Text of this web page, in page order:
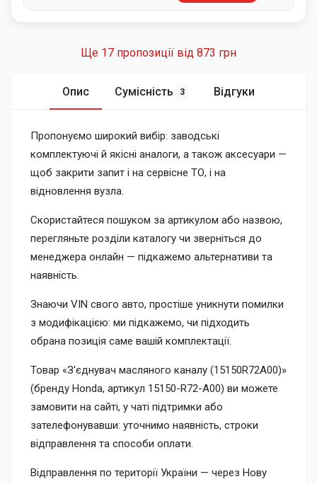
Ще 17 пропозиції від 873 грн
Опис Сумісність 3 Відгуки
Пропонуємо широкий вибір: заводські
комплектуючі й якісні аналоги, а також аксесуари —
щоб закрити запит і на сервісне ТО, і на
відновлення вузла.
Скористайтеся пошуком за артикулом або назвою,
перегляньте розділи каталогу чи зверніться до
менеджера онлайн — підкажемо альтернативи та
наявність.
Знаючи VIN свого авто, простіше уникнути помилки
з модифікацією: ми підкажемо, чи підходить
обрана позиція саме вашій комплектації.
Товар «З'єднувач масляного каналу (15150R72A00)»
(бренду Honda, артикул 15150-R72-A00) ви можете
замовити на сайті, у чаті підтримки або
зателефонувавши: уточнимо наявність, строки
відправлення та способи оплати.
Відправлення по території України — через Нову